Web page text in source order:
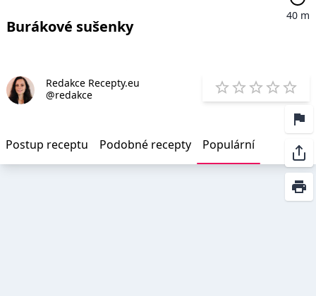
Burákové sušenky
40 m
Redakce Recepty.eu
@redakce
1 Star
2 Stars
3 Stars
4 5
Postup receptu Podobné recepty Populární